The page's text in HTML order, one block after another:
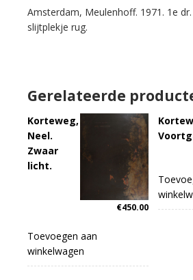
Amsterdam, Meulenhoff. 1971. 1e dr.
slijtplekje rug.
Gerelateerde
Korteweg,
Neel.
Zwaar
licht.
€450.00
Toevoegen aan
winkelwagen